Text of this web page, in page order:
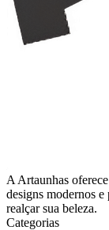
A Artaunhas
designs modernos
realçar sua beleza.
Categorias